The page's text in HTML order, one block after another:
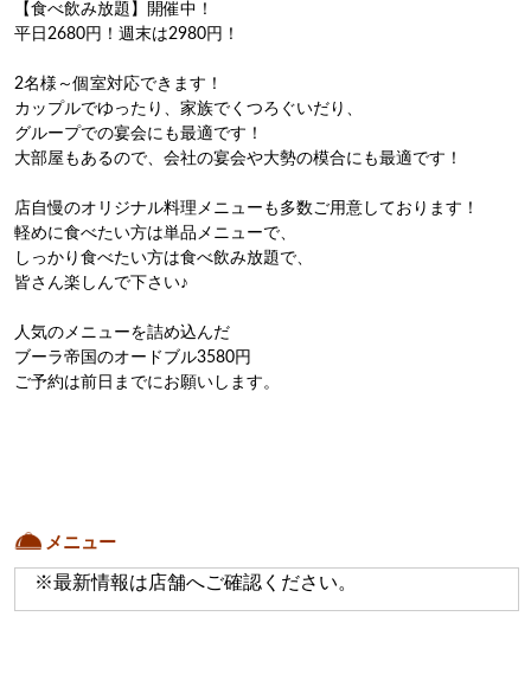
【食べ飲み放題】開催中！
平日2680円！週末は2980円！
2名様～個室対応できます！
カップルでゆったり、家族でくつろぐいだり、
グループでの宴会にも最適です！
大部屋もあるので、会社の宴会や大勢の模合にも最適です！
店自慢のオリジナル料理メニューも多数ご用意しております！
軽めに食べたい方は単品メニューで、
しっかり食べたい方は食べ飲み放題で、
皆さん楽しんで下さい♪
人気のメニューを詰め込んだ
ブーラ帝国のオードブル3580円
ご予約は前日までにお願いします。
メニュー
※最新情報は店舗へご確認ください。